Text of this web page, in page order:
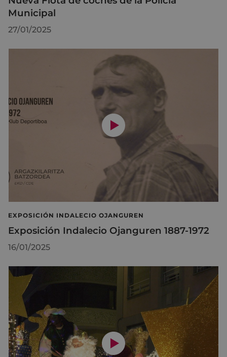
Municipal
27/01/2025
EXPOSICIÓN INDALECIO OJANGUREN
Exposición Indalecio Ojanguren 1887-1972
16/01/2025